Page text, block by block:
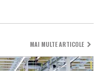
MAI MULTE ARTICOLE